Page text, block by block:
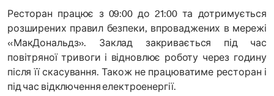
Ресторан працює з 09:00 до 21:00 та дотримується
розширених правил безпеки, впроваджених в мережі
«МакДональдз». Заклад закривається під час
повітряної тривоги і відновлює роботу через годину
після її скасування. Також не працюватиме ресторан і
під час відключення електроенергії.